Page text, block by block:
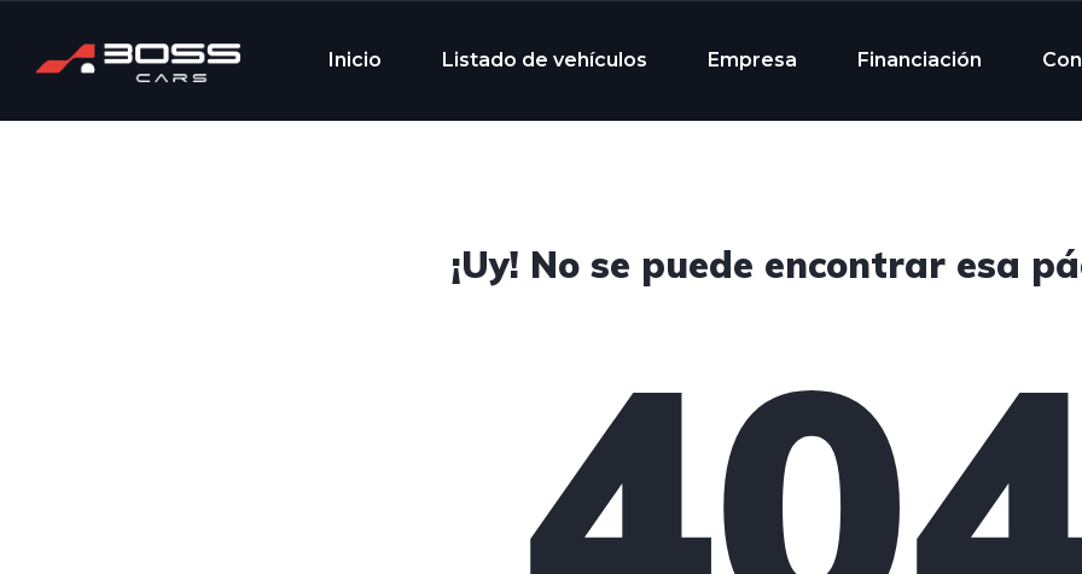
Inicio Listado de vehículos Empresa Financiación
¡Uy! No se puede encontrar esa